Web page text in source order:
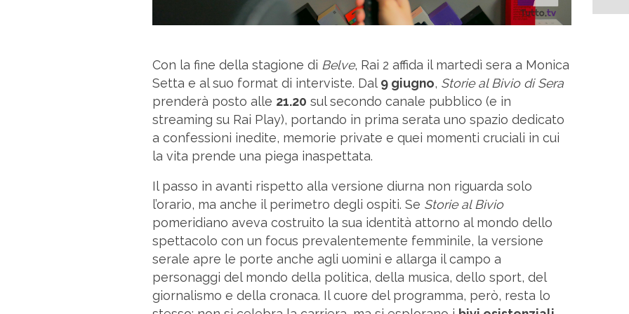
Con la fine della stagione di Belve, Rai 2 affida il martedì sera a Monica
Setta e al suo format di interviste. Dal 9 giugno, Storie al Bivio di Sera
prenderà posto alle 21.20 sul secondo canale pubblico (e in
streaming su Rai Play), portando in prima serata uno spazio dedicato
a confessioni inedite, memorie private e quei momenti cruciali in cui
la vita prende una piega inaspettata.
Il passo in avanti rispetto alla versione diurna non riguarda solo
l’orario, ma anche il perimetro degli ospiti. Se Storie al Bivio
pomeridiano aveva costruito la sua identità attorno al mondo dello
spettacolo con un focus prevalentemente femminile, la versione
serale apre le porte anche agli uomini e allarga il campo a
personaggi del mondo della politica, della musica, dello sport, del
giornalismo e della cronaca. Il cuore del programma, però, resta lo